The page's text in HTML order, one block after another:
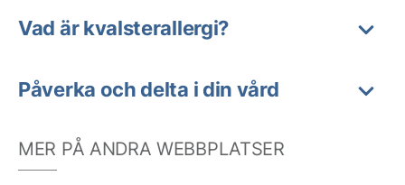
Vad är kvalsterallergi?
Påverka och delta i din vård
MER PÅ ANDRA WEBBPLATSER